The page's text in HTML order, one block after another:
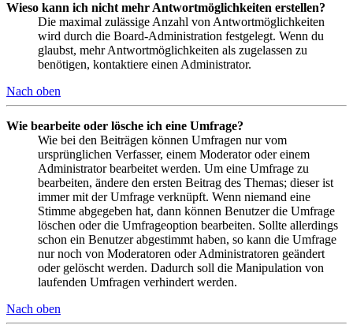
Wieso kann ich nicht mehr Antwortmöglichkeiten erstellen?
Die maximal zulässige Anzahl von Antwortmöglichkeiten
wird durch die Board-Administration festgelegt. Wenn du
glaubst, mehr Antwortmöglichkeiten als zugelassen zu
benötigen, kontaktiere einen Administrator.
Nach oben
Wie bearbeite oder lösche ich eine Umfrage?
Wie bei den Beiträgen können Umfragen nur vom
ursprünglichen Verfasser, einem Moderator oder einem
Administrator bearbeitet werden. Um eine Umfrage zu
bearbeiten, ändere den ersten Beitrag des Themas; dieser ist
immer mit der Umfrage verknüpft. Wenn niemand eine
Stimme abgegeben hat, dann können Benutzer die Umfrage
löschen oder die Umfrageoption bearbeiten. Sollte allerdings
schon ein Benutzer abgestimmt haben, so kann die Umfrage
nur noch von Moderatoren oder Administratoren geändert
oder gelöscht werden. Dadurch soll die Manipulation von
laufenden Umfragen verhindert werden.
Nach oben